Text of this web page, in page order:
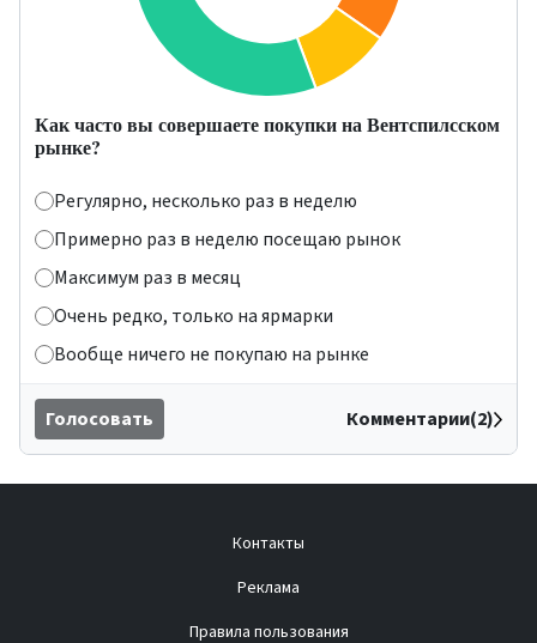
Как часто вы совершаете покупки на Вентспилсском
рынке?
Регулярно, несколько раз в неделю
Примерно раз в неделю посещаю рынок
Максимум раз в месяц
Очень редко, только на ярмарки
Вообще ничего не покупаю на рынке
Голосовать Комментарии(2)
Контакты
Реклама
Правила пользования